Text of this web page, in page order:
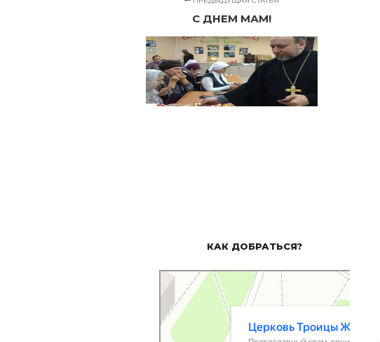
С ДНЕМ МАМ!
КАК ДОБРАТЬСЯ?
Церковь Троицы Живоначальной
Православный храм в Оренбурге